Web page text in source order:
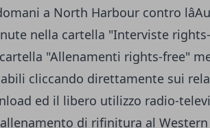
a North Harbour contro
nella cartella "Interviste
"Allenamenti rights-free"
cliccando direttamente sui
ed il libero utilizzo radio-
di rifinitura al